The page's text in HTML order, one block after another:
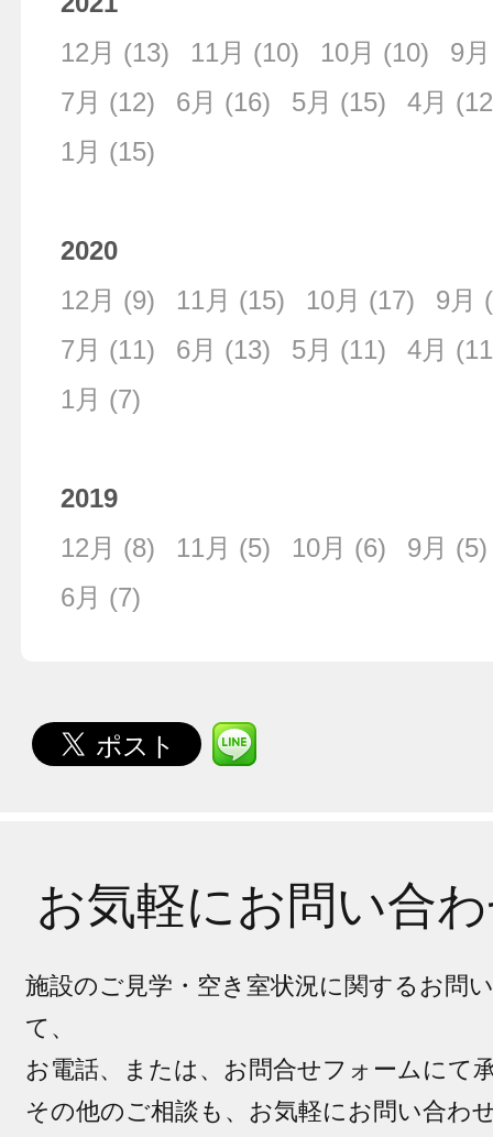
12月 (13) 11月 (10) 10月 (10) 9月
7月 (12) 6月 (16) 5月 (15) 4月
1月 (15)
2020
12月 (9) 11月 (15) 10月 (17) 9月
7月 (11) 6月 (13) 5月 (11) 4月
1月 (7)
2019
12月 (8) 11月 (5) 10月 (6) 9月 (5)
6月 (7)
お気軽にお問い合
施設のご見学・空き室状況に関するお問
て、
お電話、または、お問合せフォームにて
その他のご相談も、お気軽にお問い合わ